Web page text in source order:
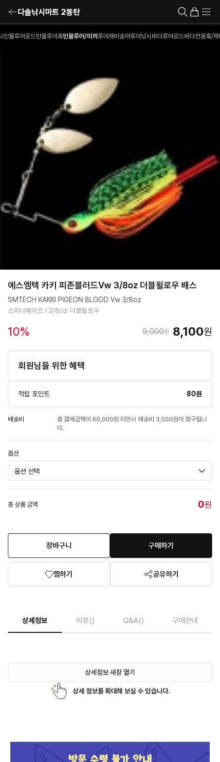
다솔낚시마트 2동탄
민물루어로드민물루어훅민물루어/미끼 루어채비 송어루어낚시 바다루어로드바다전용훅/채
에스엠텍 카키 피존블러드Vw 3/8oz 더블윌로우 배스
SMTECH KAKKI PIGEON BLOOD Vw 3/8oz
스피너베이트 I 3/8oz 더블윌로우
10% 9,000원 8,100원
회원님을 위한 혜택
적립 포인트 80원
배송비
총 결제금액이 60,000원 미만시 배송비 3,000원이 청구됩니
다.
옵션
총 상품 금액 0원
장바구니 구매하기
찜하기 공유하기
상세정보 리뷰() Q&A() 구매안내
상세정보 새창 열기
상세 정보를 확대해 보실 수 있습니다.